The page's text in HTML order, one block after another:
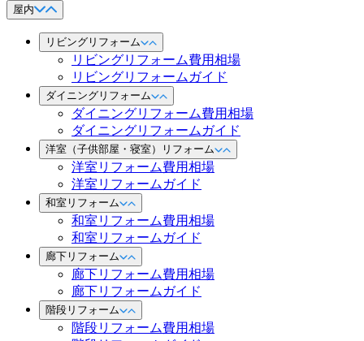
屋内
リビングリフォーム
リビングリフォーム費用相場
リビングリフォームガイド
ダイニングリフォーム
ダイニングリフォーム費用相場
ダイニングリフォームガイド
洋室（子供部屋・寝室）リフォーム
洋室リフォーム費用相場
洋室リフォームガイド
和室リフォーム
和室リフォーム費用相場
和室リフォームガイド
廊下リフォーム
廊下リフォーム費用相場
廊下リフォームガイド
階段リフォーム
階段リフォーム費用相場